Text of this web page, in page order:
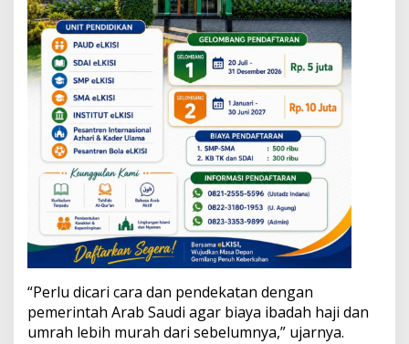
“Perlu dicari cara dan pendekatan dengan
pemerintah Arab Saudi agar biaya ibadah haji dan
umrah lebih murah dari sebelumnya,” ujarnya.